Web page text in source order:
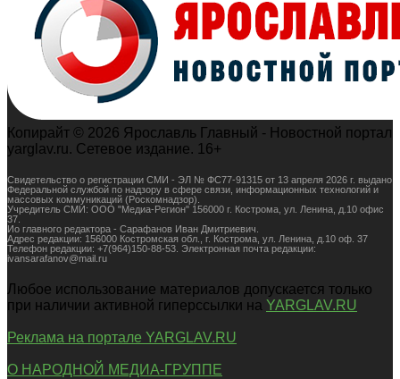
Копирайт © 2026 Ярославль Главный - Новостной портал
yarglav.ru. Сетевое издание. 16+
Свидетельство о регистрации СМИ - ЭЛ № ФС77-91315 от 13 апреля 2026 г. выдано
Федеральной службой по надзору в сфере связи, информационных технологий и
массовых коммуникаций (Роскомнадзор).
Учредитель СМИ: ООО "Медиа-Регион" 156000 г. Кострома, ул. Ленина, д.10 офис
37.
Ио главного редактора - Сарафанов Иван Дмитриевич.
Адрес редакции: 156000 Костромская обл., г. Кострома, ул. Ленина, д.10 оф. 37
Телефон редакции: +7(964)150-88-53. Электронная почта редакции:
ivansarafanov@mail.ru
Любое использование материалов допускается только
при наличии активной гиперссылки на YARGLAV.RU
Реклама на портале YARGLAV.RU
О НАРОДНОЙ МЕДИА-ГРУППЕ